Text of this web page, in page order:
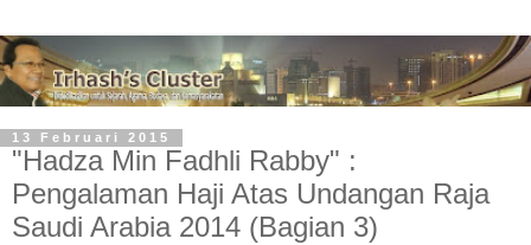
13 Februari 2015
"Hadza Min Fadhli Rabby" :
Pengalaman Haji Atas Undangan Raja
Saudi Arabia 2014 (Bagian 3)